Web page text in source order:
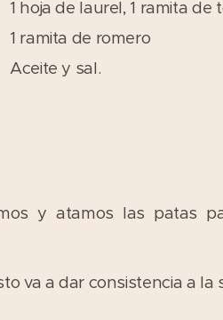
1 hoja de laurel, 1 ramita de
1 ramita de romero
Aceite y sal.
y atamos las patas
va a dar consistencia a la